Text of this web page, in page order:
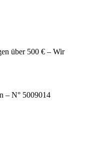
über 500 € – Wir
– N° 5009014